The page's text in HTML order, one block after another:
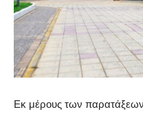
Εκ μέρους των